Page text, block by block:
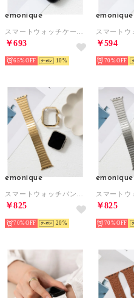
emonique
￥693
65% 10
emonique
￥594
70%
emonique
￥825
70% 20
emonique
￥825
70%